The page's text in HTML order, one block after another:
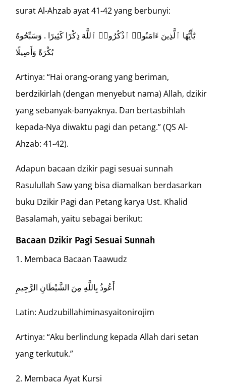
surat Al-Ahzab ayat 41-42 yang berbunyi:
يَٰٓأَيُّهَا ٱلَّذِينَ ءَامَنُوا۟ ٱذْكُرُوا۟ ٱللَّهَ ذِكْرًا كَثِيرًا . وَسَبِّحُوهُ
بُكْرَةً وَأَصِيلًا
Artinya: “Hai orang-orang yang beriman,
berdzikirlah (dengan menyebut nama) Allah, dzikir
yang sebanyak-banyaknya. Dan bertasbihlah
kepada-Nya diwaktu pagi dan petang.” (QS Al-
Ahzab: 41-42).
Adapun bacaan dzikir pagi sesuai sunnah
Rasulullah Saw yang bisa diamalkan berdasarkan
buku Dzikir Pagi dan Petang karya Ust. Khalid
Basalamah, yaitu sebagai berikut:
Bacaan Dzikir Pagi Sesuai Sunnah
Membaca Bacaan Taawudz
أَعُوذُ بِاللَّهِ مِنَ الشَّيْطَانِ الرَّجِيمِ
Latin: Audzubillahiminasyaitonirojim
Artinya: “Aku berlindung kepada Allah dari setan
yang terkutuk.”
Membaca Ayat Kursi